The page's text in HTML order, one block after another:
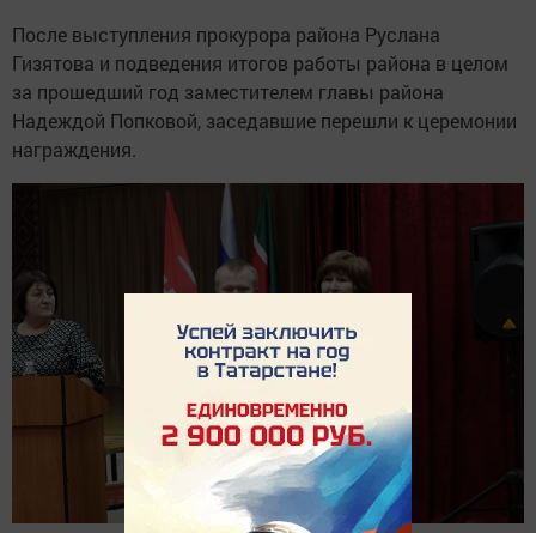
После выступления прокурора района Руслана
Гизятова и подведения итогов работы района в целом
за прошедший год заместителем главы района
Надеждой Попковой, заседавшие перешли к церемонии
награждения.